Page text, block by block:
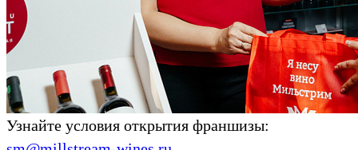
Узнайте условия открытия франшизы: